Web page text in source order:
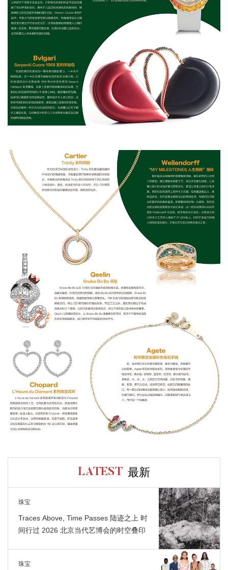
LATEST 最新
珠宝
Traces Above, Time Passes 陆迹之上 时
间行过 2026 北京当代艺博会的时空叠印
珠宝